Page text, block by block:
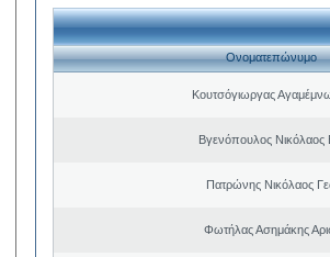
Ονοματεπώνυμο
Κουτσόγιωργας
Βγενόπουλος Νικόλαος
Πατρώνης Νικόλαος
Φωτήλας Ασημάκης